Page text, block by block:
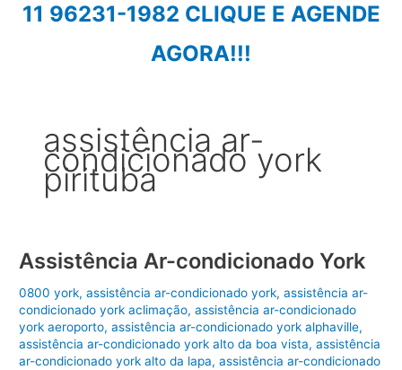
11 96231-1982 CLIQUE E AGENDE
AGORA!!!
assistência ar-
condicionado york
pirituba
Assistência Ar-condicionado York
0800 york,assistência ar-condicionado york,assistência ar-
condicionado york aclimação,assistência ar-condicionado
york aeroporto,assistência ar-condicionado york alphaville,
assistência ar-condicionado york alto da boa vista,assistência
ar-condicionado york alto da lapa,assistência ar-condicionado